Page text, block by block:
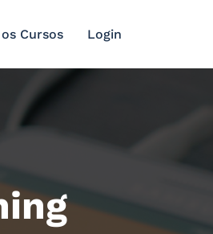
Cursos Login